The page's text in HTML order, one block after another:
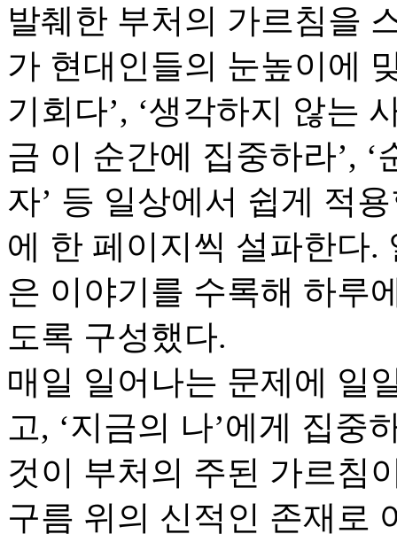
발췌한 부처의 가르침을
가 현대인들의 눈높이에
기회다’, ‘생각하지 않는
금 이 순간에 집중하라’,
자’ 등 일상에서 쉽게 적
에 한 페이지씩 설파한다.
은 이야기를 수록해 하루
도록 구성했다.
매일 일어나는 문제에 일
고, ‘지금의 나’에게 집중
것이 부처의 주된 가르침
구름 위의 신적인 존재로